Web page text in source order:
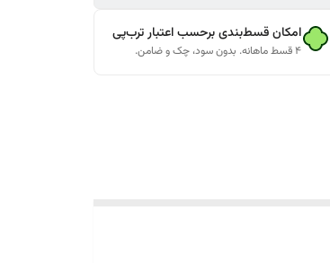
امکان قسط‌بندی برحسب اعتبار ترب‌پی
۴ قسط ماهانه. بدون سود، چک و ضامن.